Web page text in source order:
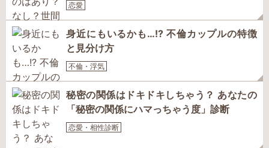
恋愛
身近にもいるかも…!? 不倫カップルの特徴
と見分け方
不倫・浮気
秘密の関係はドキドキしちゃう？ あなたの
「秘密の関係にハマっちゃう度」診断
恋愛・相性診断